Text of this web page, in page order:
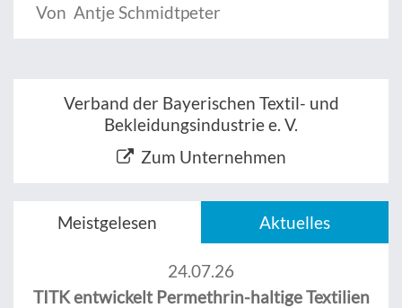
Von Antje Schmidtpeter
Verband der Bayerischen Textil- und
Bekleidungsindustrie e. V.
Zum Unternehmen
Meistgelesen Aktuelles
24.07.26
TITK entwickelt Permethrin-haltige Textilien